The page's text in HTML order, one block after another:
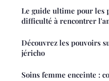
Le guide ultime pour les
difficulté à rencontrer
Découvrez les pouvoirs
jéricho
Soins femme enceinte :